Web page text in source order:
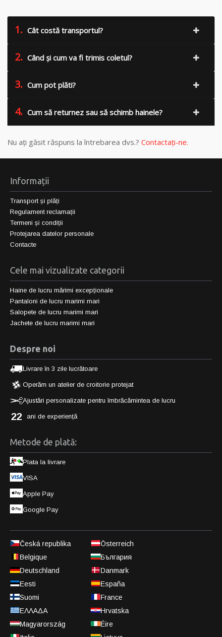
1. Cât costă transportul?
2. Când și cum va fi trimis coletul?
3. Cum pot plăti?
4. Cum să returnez sau să schimb hainele?
Nu ați găsit răspuns la întrebarea dvs.? Contactați-ne.
Informații
Transport și plăți
Regulament reclamații
Termeni și condiții
Protejarea datelor personale
Contacte
Cele mai vizualizate categorii
Haine de lucru mărimi excepționale
Pantaloni de lucru marimi mari
Salopete de lucru marimi mari
Jachete de lucru marimi mari
Despre noi
Livrare în 3 zile lucrătoare
Operăm un atelier de croitorie protejat
Ajustări personalizate pentru îmbrăcămintea de lucru
22 ani de experiență
Metode de plată:
Plata la livrare
VISA
Apple Pay
Google Pay
Česká republika
Österreich
Belgique
България
Deutschland
Danmark
Eesti
España
Suomi
France
ΕΛΛΑΔΑ
Hrvatska
Magyarország
Éire